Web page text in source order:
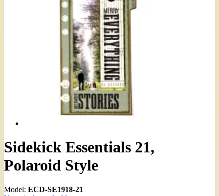
Sidekick Essentials 21,
Polaroid Style
Model: ECD-SE1918-21